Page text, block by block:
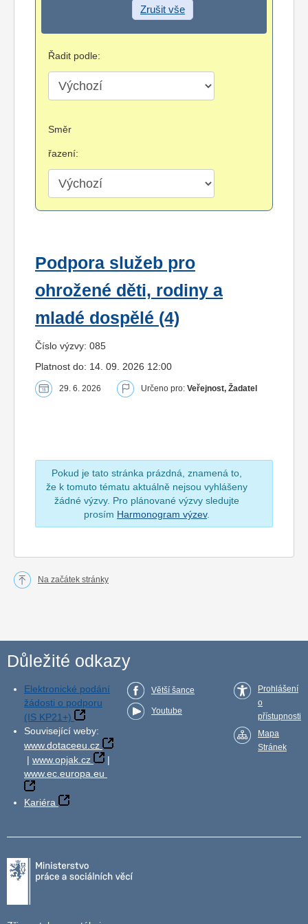
Zrušit vše
Řadit podle:
Směr
řazení:
Podpora služeb pro
ohrožené děti, rodiny a
mladé dospělé (4)
Číslo výzvy: 085
Platnost do: 14. 09. 2026 12:00
29. 6. 2026 Určeno pro: Veřejnost, Žadatel
Pokud je tato stránka prázdná, znamená to,
že k tomuto tématu aktuálně nejsou vyhlášeny
žádné výzvy. Pro plánované výzvy sledujte
prosím Harmonogram výzev.
Na začátek stránky
Důležité odkazy
Elektronické podání
žádosti o podporu
(IS KP21+)
Související weby:
www.dotaceeu.cz
| www.opjak.cz
|
www.ec.europa.eu
Kariéra
Větší šance
Youtube
Prohlášení
o
přístupnosti
Mapa
Stránek